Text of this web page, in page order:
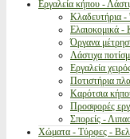
Εργαλεία κήπου -
Κλαδευτήρια -
Ελαιοκομικά -
Όργανα
Λάστιχα
Εργαλεία
Ποτιστήρια
Καρότσια
Προσφορές
Σπορείς -
Χώματα - Τύρφες -